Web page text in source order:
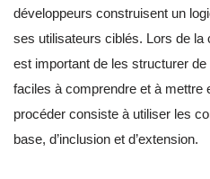
développeurs construisent un
ses utilisateurs ciblés. Lors de la
est important de les structurer de
faciles à comprendre et à
procéder consiste à utiliser les
base, d’inclusion et d’extension.